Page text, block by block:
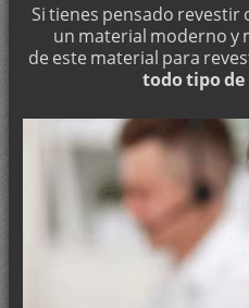
Pintar en Motril
Pintar en Maracena
Pintar en Las Gabias
Pintar en Guadix
Pintar en La Zubia
Pintar en Santa Fe
Si tienes pensado revestir
un material moderno y
de este material para
todo tipo